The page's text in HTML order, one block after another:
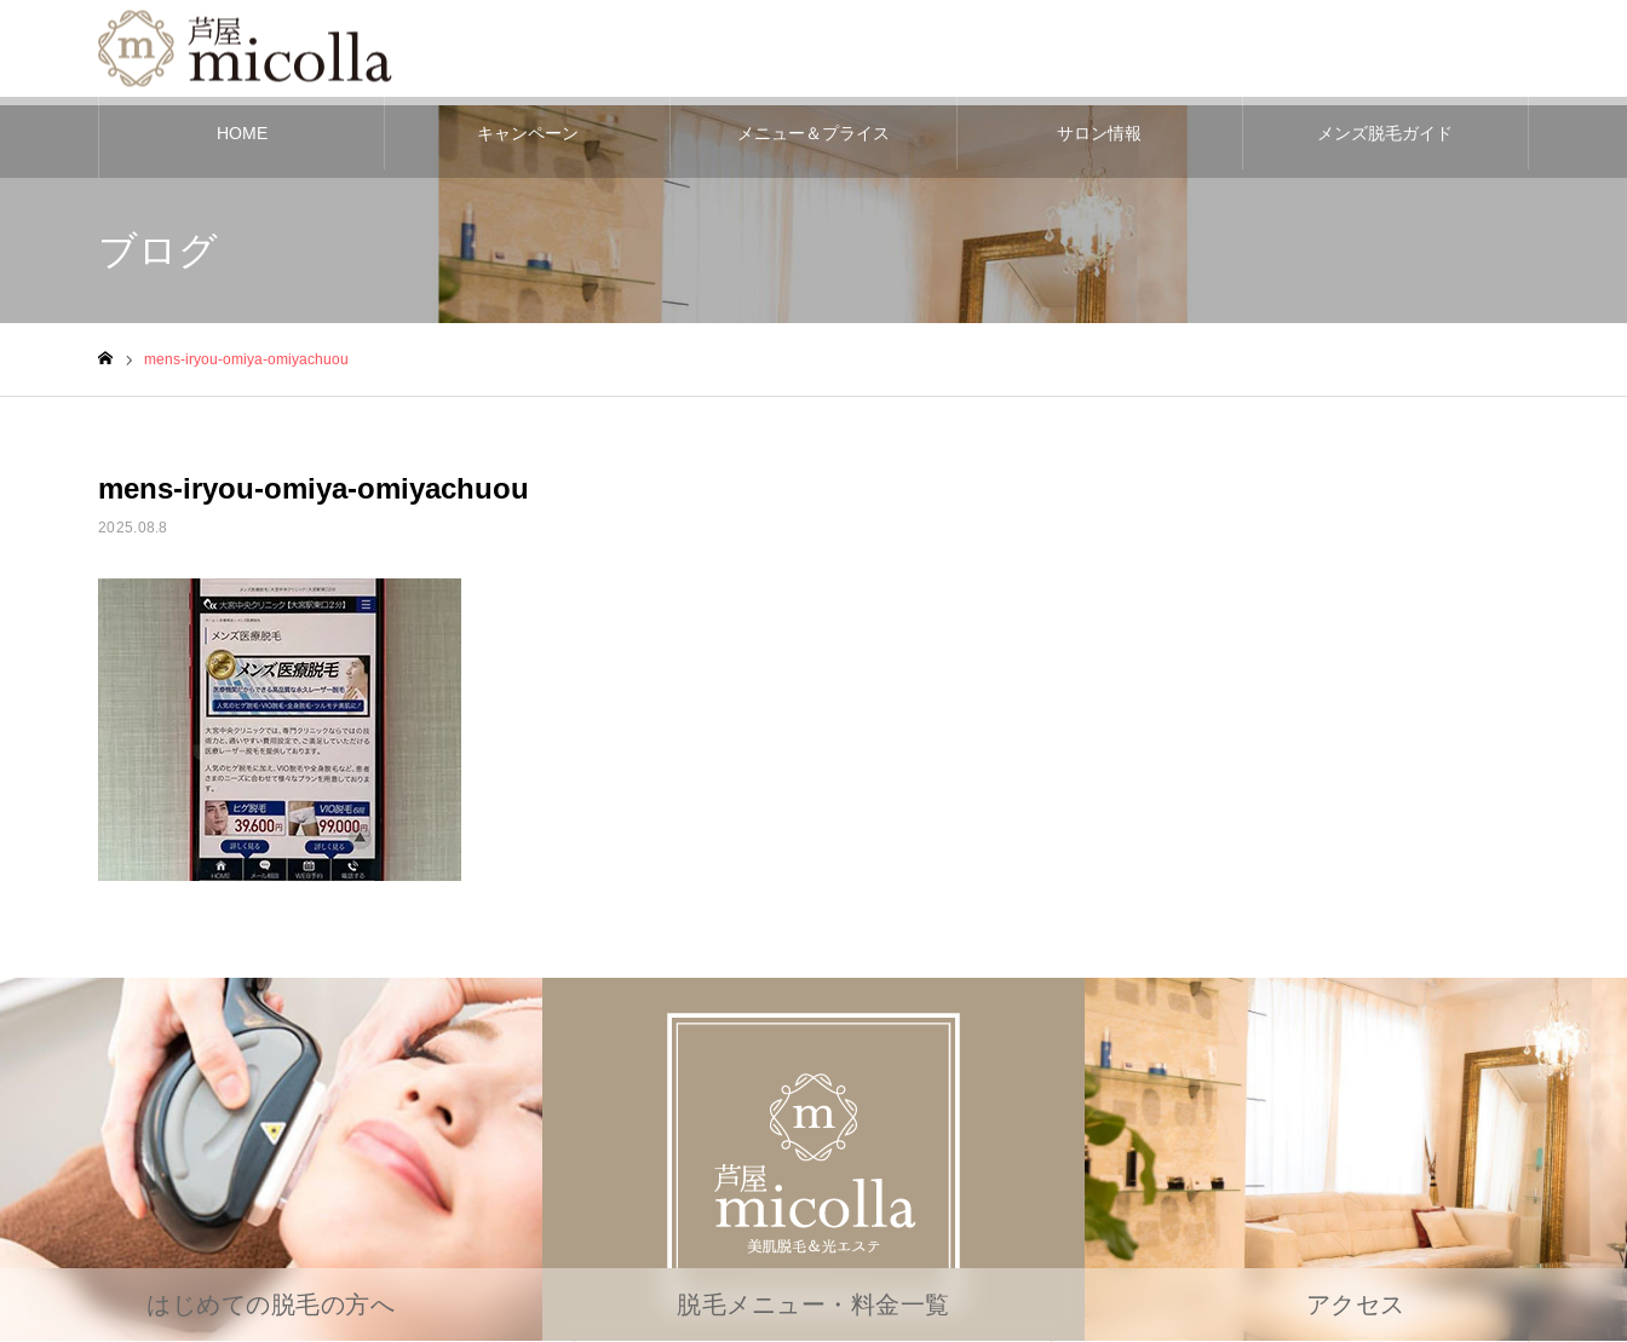
HOME キャンペーン メニュー＆プライス サロン情報 メンズ脱毛ガイド
ブログ
mens-iryou-omiya-omiyachuou
mens-iryou-omiya-omiyachuou
2025.08.8
はじめての脱毛の方へ 脱毛メニュー・料金一覧 アクセス